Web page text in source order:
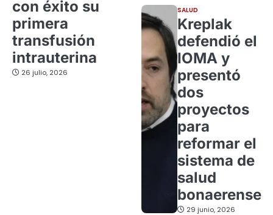
con éxito su
primera
transfusión
intrauterina
26 julio, 2026
SALUD
Kreplak
defendió el
IOMA y
presentó
dos
proyectos
para
reformar el
sistema de
salud
bonaerense
29 junio, 2026